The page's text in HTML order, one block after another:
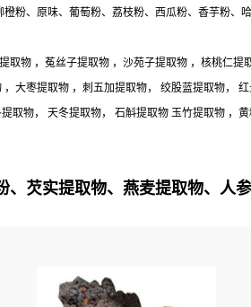
、原味、葡萄粉、荔枝粉、西瓜粉、香芋粉、
物 ，菟丝子提取物 ，沙苑子提取物 ，核桃仁
枣提取物 ，刺五加提取物， 绞股蓝提取物，
物， 天冬提取物， 石斛提取物 玉竹提取物 ，
芡实提取物、燕麦提取物、人